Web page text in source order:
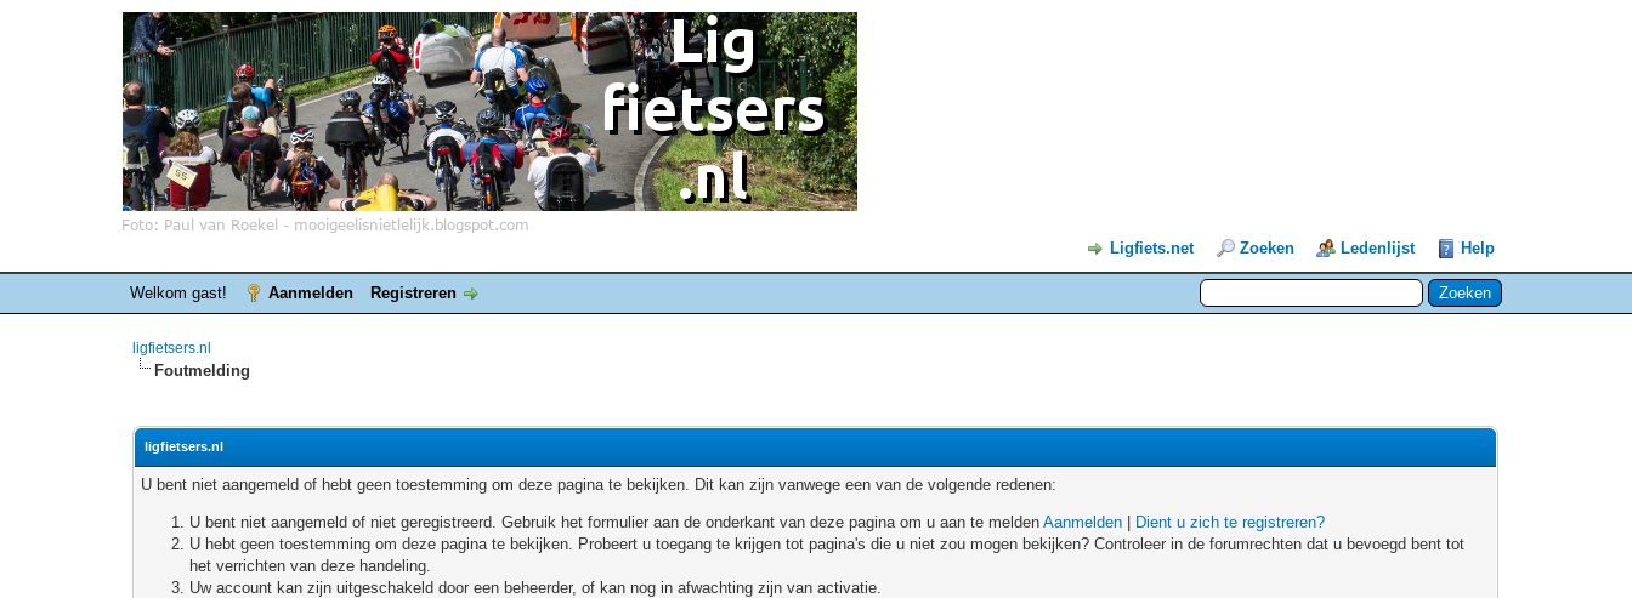
Ligfiets.net Zoeken Ledenlijst Help
Welkom gast! Aanmelden Registreren
ligfietsers.nl
Foutmelding
ligfietsers.nl
U bent niet aangemeld of hebt geen toestemming om deze pagina te bekijken. Dit kan zijn vanwege een van de volgende redenen:
U bent niet aangemeld of niet geregistreerd. Gebruik het formulier aan de onderkant van deze pagina om u aan te meldenAanmelden
Dient u zich te registreren?
U hebt geen toestemming om deze pagina te bekijken. Probeert u toegang te krijgen tot pagina's die u niet zou mogen bekijken? Controleer in de forumrechten dat u bevoegd bent tot
het verrichten van deze handeling.
Uw account kan zijn uitgeschakeld door een beheerder, of kan nog in afwachting zijn van activatie.